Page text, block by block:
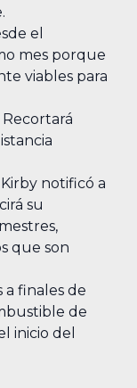
el
mes porque
viables para
Recortará
notificó a
su
que son
a finales de
de
inicio del